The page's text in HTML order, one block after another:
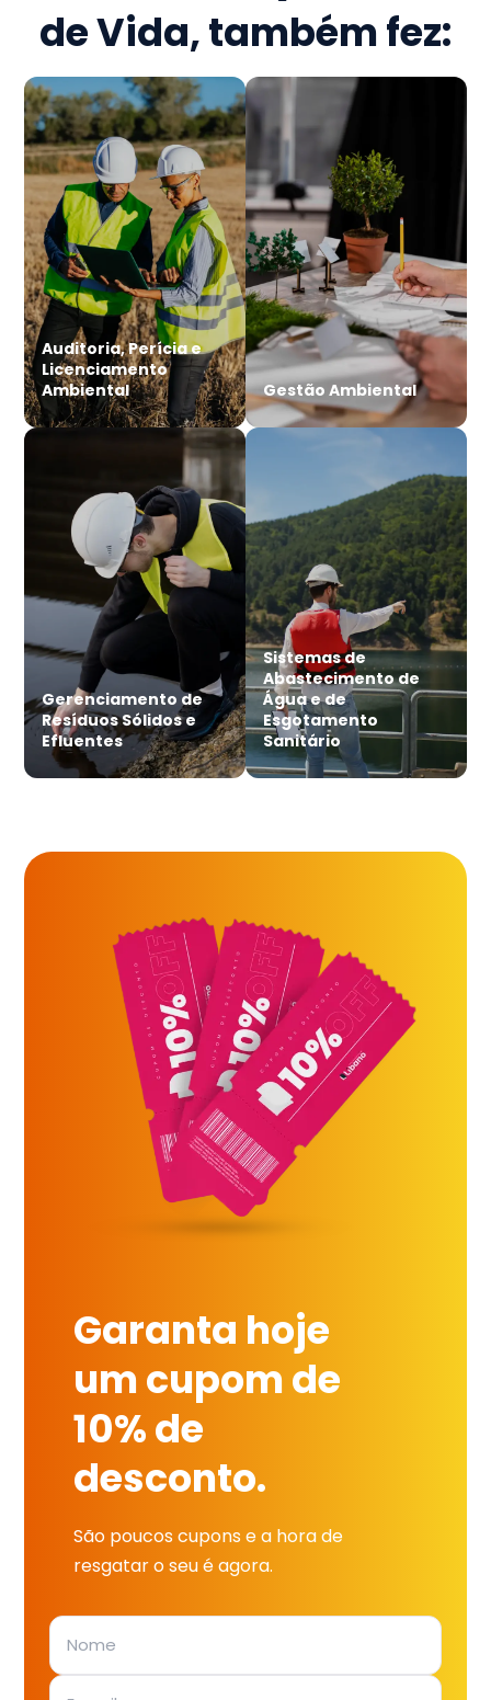
de Vida, também fez:
Auditoria, Perícia e
Licenciamento
Ambiental
Gestão Ambiental
Gerenciamento de
Resíduos Sólidos e
Efluentes
Sistemas de
Abastecimento de
Água e de
Esgotamento
Sanitário
Garanta hoje
um cupom de
10% de
desconto.
São poucos cupons e a hora de
resgatar o seu é agora.